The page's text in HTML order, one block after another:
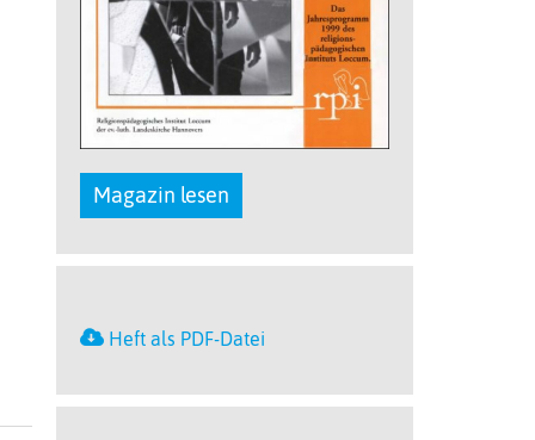
Magazin lesen
Heft als PDF-Datei